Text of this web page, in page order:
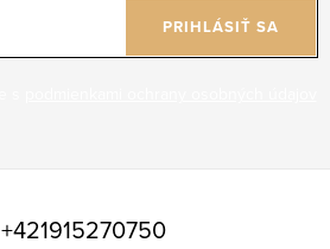
PRIHLÁSIŤ SA
+421915270750